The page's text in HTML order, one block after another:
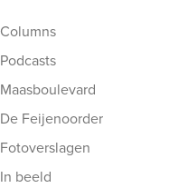
Columns
Podcasts
Maasboulevard
De Feijenoorder
Fotoverslagen
In beeld